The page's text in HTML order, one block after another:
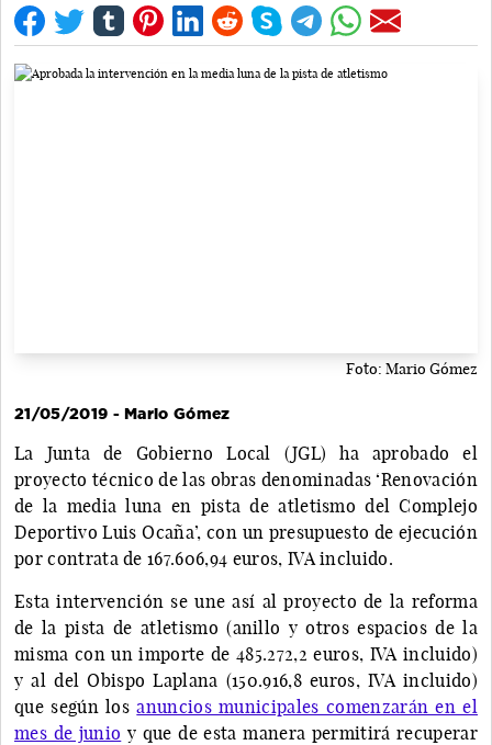
Foto: Mario Gómez
21/05/2019 - Mario Gómez
La Junta de Gobierno Local (JGL) ha aprobado el
proyecto técnico de las obras denominadas ‘Renovación
de la media luna en pista de atletismo del Complejo
Deportivo Luis Ocaña’, con un presupuesto de ejecución
por contrata de 167.606,94 euros, IVA incluido.
Esta intervención se une así al proyecto de la reforma
de la pista de atletismo (anillo y otros espacios de la
misma con un importe de 485.272,2 euros, IVA incluido)
y al del Obispo Laplana (150.916,8 euros, IVA incluido)
que según losanuncios municipales comenzarán en el
mes de junio y que de esta manera permitirá recuperar